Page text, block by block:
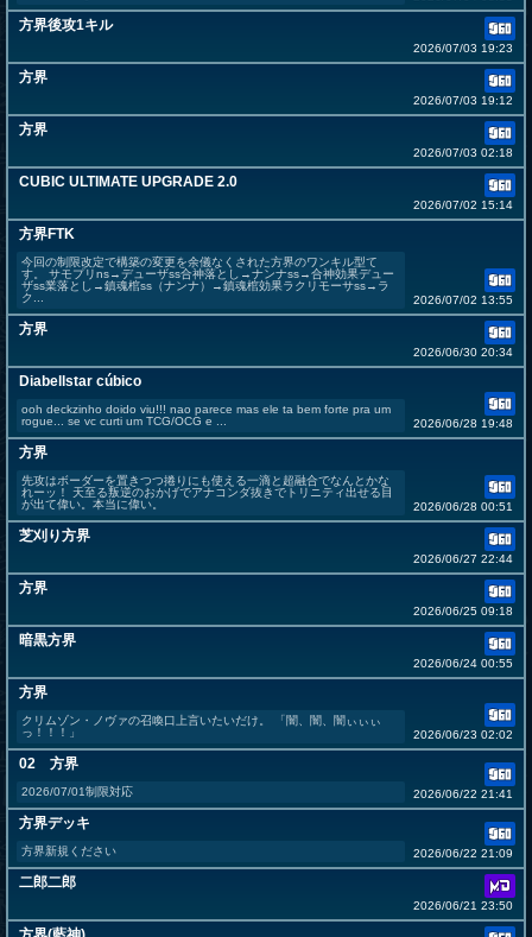
方界後攻1キル
2026/07/03 19:23
方界
2026/07/03 19:12
方界
2026/07/03 02:18
CUBIC ULTIMATE UPGRADE 2.0
2026/07/02 15:14
方界FTK
今回の制限改定で構築の変更を余儀なくされた方界のワンキル型て
す。 サモプリns→デューザss合神落とし→ナンナss→合神効果デュー
ザss業落とし→鎮魂棺ss（ナンナ）→鎮魂棺効果ラクリモーサss→ラ
ク...
2026/07/02 13:55
方界
2026/06/30 20:34
Diabellstar cúbico
ooh deckzinho doido viu!!! nao parece mas ele ta bem forte pra um
rogue... se vc curti um TCG/OCG e ...
2026/06/28 19:48
方界
先攻はボーダーを置きつつ捲りにも使える一滴と超融合でなんとかな
れーッ！ 天至る叛逆のおかげでアナコンダ抜きでトリニティ出せる目
が出て偉い。本当に偉い。
2026/06/28 00:51
芝刈り方界
2026/06/27 22:44
方界
2026/06/25 09:18
暗黒方界
2026/06/24 00:55
方界
クリムゾン・ノヴァの召喚口上言いたいだけ。 「闇、闇、闇ぃぃぃ
っ！！！」
2026/06/23 02:02
02 方界
2026/07/01制限対応 2026/06/22 21:41
方界デッキ
方界新規ください 2026/06/22 21:09
二郎二郎
2026/06/21 23:50